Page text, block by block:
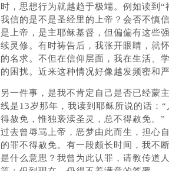
时，思想行为就越趋于极端。例如读到
我信的是不是圣经里的上帝？会否不慎
是上帝，是主耶稣基督，但偏偏有这些
续灵修。有时祷告后，我张开眼睛，就
的名求。不但在信仰层面，我在生活、
的困扰。近来这种情况好像越发频密和
另一件事，是我不肯定自己是否已经蒙
线是13岁那年，我读到耶稣所说的话：
得赦免，惟独亵渎圣灵，总不得赦免。
过去曾辱骂上帝，恶梦由此而生，担心
的罪不得赦免。有一段颇长时间，我不
是什么意思？我曾为此认罪，请教传道